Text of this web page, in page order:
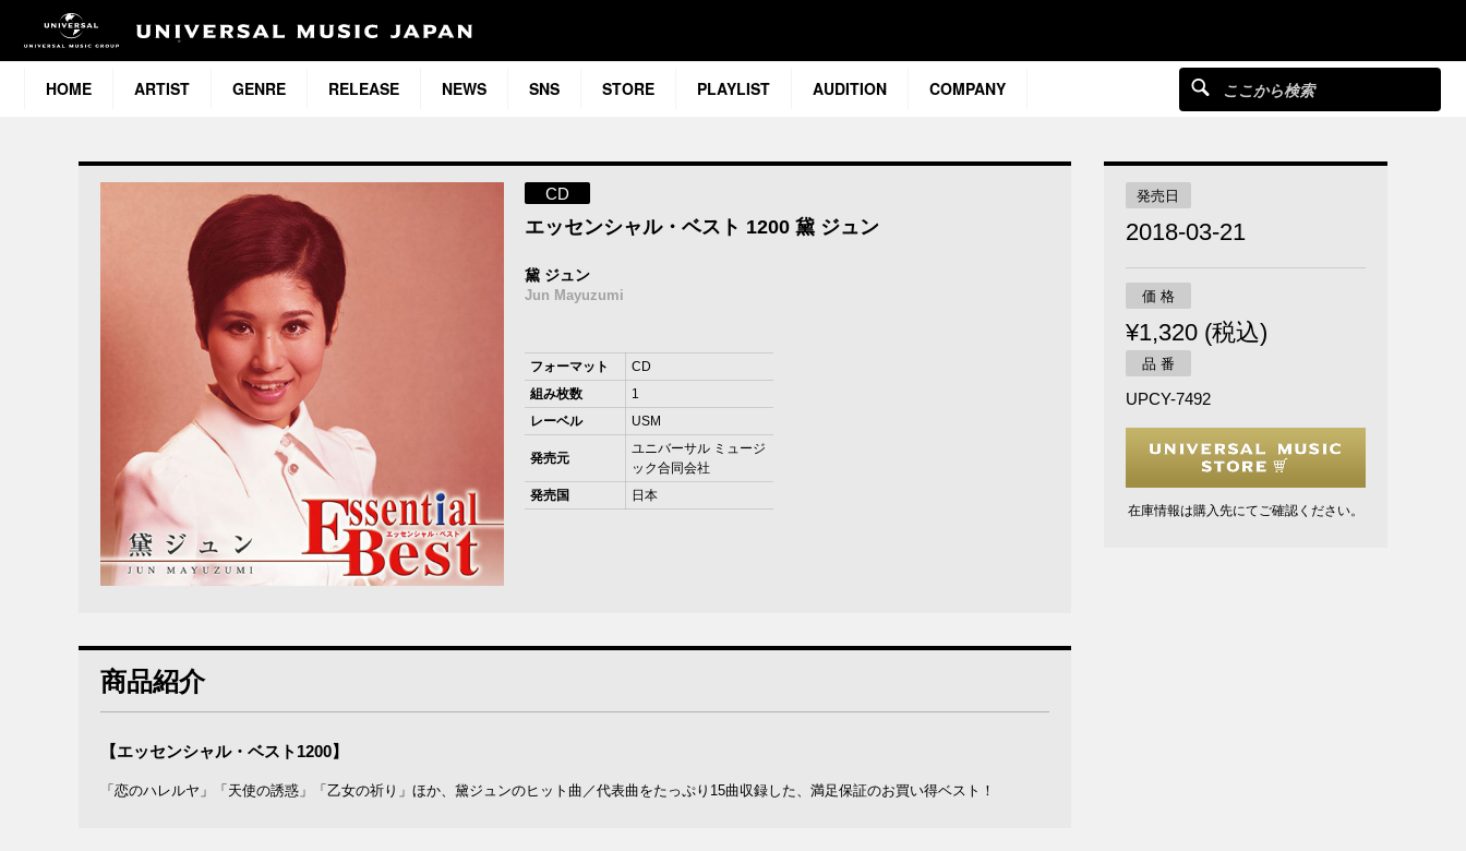
HOME ARTIST GENRE RELEASE NEWS SNS STORE PLAYLIST AUDITION COMPANY
CD
エッセンシャル・ベスト 1200 黛 ジュン
黛 ジュン
Jun Mayuzumi
フォーマット
CD
組み枚数
1
レーベル
USM
発売元
ユニバーサル ミュージ
ック合同会社
発売国
日本
商品紹介
【エッセンシャル・ベスト1200】
「恋のハレルヤ」「天使の誘惑」「乙女の祈り」ほか、黛ジュンのヒット曲／代表曲をたっぷり15曲収録した、満足保証のお買い得ベスト！
発売日
2018-03-21
価 格
¥1,320 (税込)
品 番
UPCY-7492
在庫情報は購入先にてご確認ください。